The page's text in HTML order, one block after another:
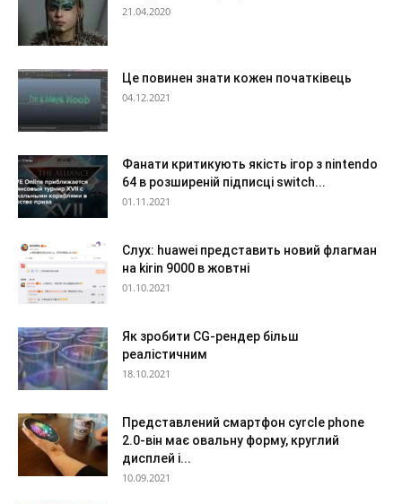
21.04.2020
Це повинен знати кожен початківець
04.12.2021
Фанати критикують якість ігор з nintendo
64 в розширеній підписці switch...
01.11.2021
Слух: huawei представить новий флагман
на kirin 9000 в жовтні
01.10.2021
Як зробити CG-рендер більш
реалістичним
18.10.2021
Представлений смартфон cyrcle phone
2.0-він має овальну форму, круглий
дисплей і...
10.09.2021